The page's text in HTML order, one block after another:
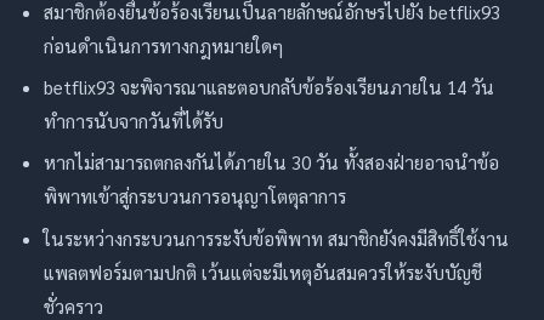
สมาชิกต้องยื่นข้อร้องเรียนเป็นลายลักษณ์อักษรไปยัง betflix93
ก่อนดำเนินการทางกฎหมายใดๆ
betflix93 จะพิจารณาและตอบกลับข้อร้องเรียนภายใน 14 วัน
ทำการนับจากวันที่ได้รับ
หากไม่สามารถตกลงกันได้ภายใน 30 วัน ทั้งสองฝ่ายอาจนำข้อ
พิพาทเข้าสู่กระบวนการอนุญาโตตุลาการ
ในระหว่างกระบวนการระงับข้อพิพาท สมาชิกยังคงมีสิทธิ์ใช้งาน
แพลตฟอร์มตามปกติ เว้นแต่จะมีเหตุอันสมควรให้ระงับบัญชี
ชั่วคราว